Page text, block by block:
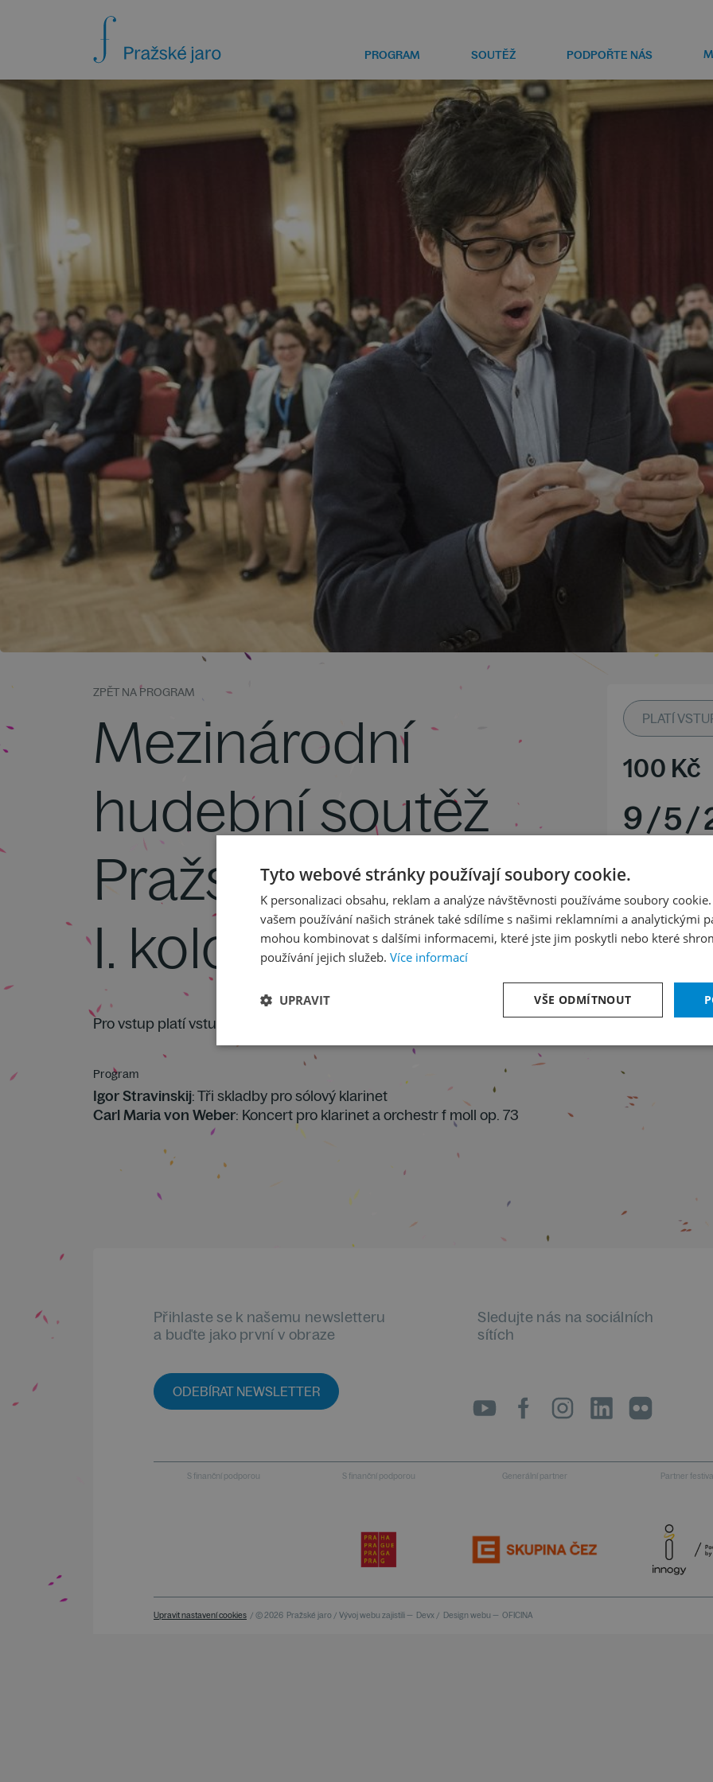
PROGRAM SOUTĚŽ PODPOŘTE NÁS
ZPĚT NA PROGRAM
Mezinárodní
hudební soutěž
Pražské jaro
I. kolo, klarinet
Pro vstup platí vstupenka z 8. 5. (MHS Pražské jaro I. kolo, klarinet)
Program
Igor Stravinskij: Tři skladby pro sólový klarinet
Carl Maria von Weber: Koncert pro klarinet a orchestr f moll op. 73
PLATÍ
100 Kč
9/5/
Pondělí
Národní
Přihlaste se k našemu newsletteru
a buďte jako první v obraze
ODEBÍRAT NEWSLETTER
Sledujte nás na sociálních
sítích
S finanční podporou S finanční podporou Generální partner Partner
Upravit nastavení cookies / © 2026 Pražské jaro / Vývoj webu zajistili — Devx / Design webu — OFICINA
Tyto webové stránky používají soubory cookie.
K personalizaci obsahu, reklam a analýze návštěvnosti používáme soubory
vašem používání našich stránek také sdílíme s našimi reklamními a analytickými
mohou kombinovat s dalšími informacemi, které jste jim poskytli nebo které
používání jejich služeb. Více informací
VŠE ODMÍTNOUT
UPRAVIT